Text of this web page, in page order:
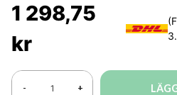
1 298,75
kr
- +